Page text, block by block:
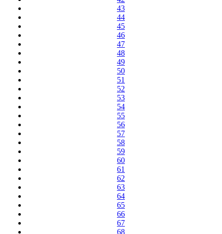
43
44
45
46
47
48
49
50
51
52
53
54
55
56
57
58
59
60
61
62
63
64
65
66
67
68